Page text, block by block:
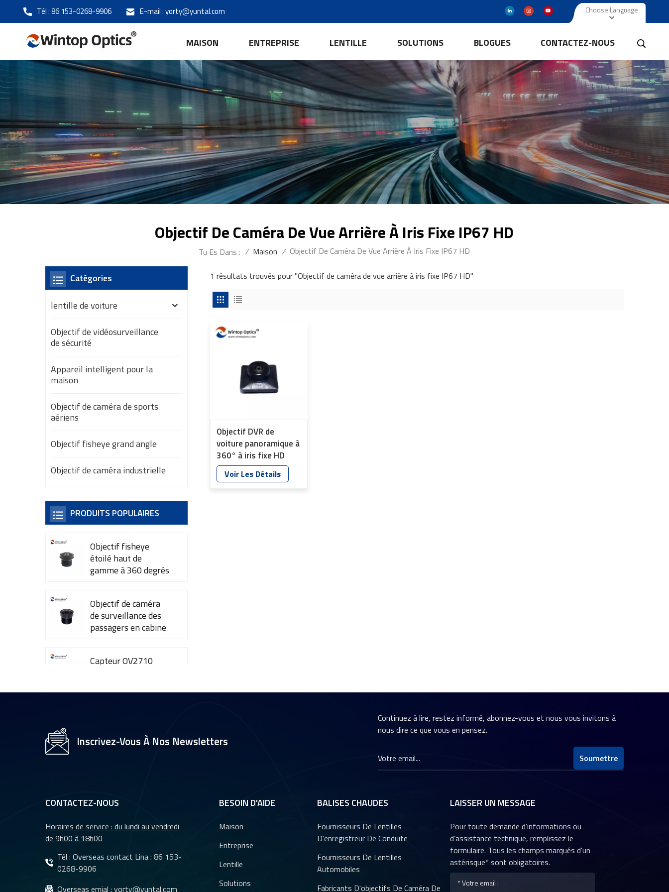
Tél :86 153-0268-9906 E-mail :yorty@yuntal.com Choose Language
MAISON ENTREPRISE LENTILLE SOLUTIONS BLOGUES CONTACTEZ-NOUS
Objectif De Caméra De Vue Arrière À Iris Fixe IP67 HD
Tu Es Dans : / Maison / Objectif De Caméra De Vue Arrière À Iris Fixe IP67 HD
1 résultats trouvés pour "Objectif de caméra de vue arrière à iris fixe IP67 HD"
Objectif DVR de
voiture panoramique à
360° à iris fixe HD
IP67 YT-7042P-F1
Voir Les Détails
Catégories
lentille de voiture
Objectif de vidéosurveillance
de sécurité
Appareil intelligent pour la
maison
Objectif de caméra de sports
aériens
Objectif fisheye grand angle
Objectif de caméra industrielle
PRODUITS POPULAIRES
Objectif fisheye
étoilé haut de
gamme à 360 degrés
Objectif de caméra
de surveillance des
passagers en cabine
Capteur OV2710
objectifs 35 mm YT-
résolution 4K
nocturne pour
Objectifs DMS et
CMS pour système
de caméra de
surveillance de
Objectifs
Inscrivez-Vous À Nos Newsletters
Continuez à lire, restez informé, abonnez-vous et nous vous invitons à
nous dire ce que vous en pensez.
Soumettre
CONTACTEZ-NOUS
Horaires de service : du lundi au vendredi
de 9h00 à 18h00
Tél : Overseas contact Lina :86 153-
0268-9906
Overseas emial :yorty@yuntal.com
BESOIN D'AIDE
Maison
Entreprise
Lentille
Solutions
BALISES CHAUDES
Fournisseurs De Lentilles
D'enregistreur De Conduite
Fournisseurs De Lentilles
Automobiles
Fabricants D'objectifs De Caméra De
LAISSER UN MESSAGE
Pour toute demande d’informations ou
d’assistance technique, remplissez le
formulaire. Tous les champs marqués d'un
astérisque* sont obligatoires.